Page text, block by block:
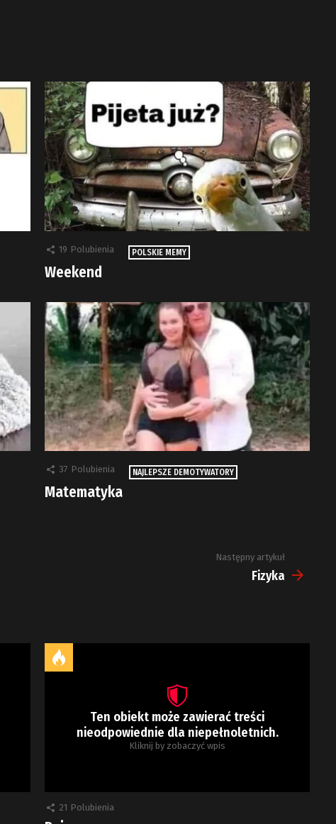
19 Polubienia POLSKIE MEMY
Weekend
37 Polubienia NAJLEPSZE DEMOTYWATORY
Matematyka
Następny artykuł
Fizyka
Ten obiekt może zawierać treści
nieodpowiednie dla niepełnoletnich.
Kliknij by zobaczyć wpis
21 Polubienia